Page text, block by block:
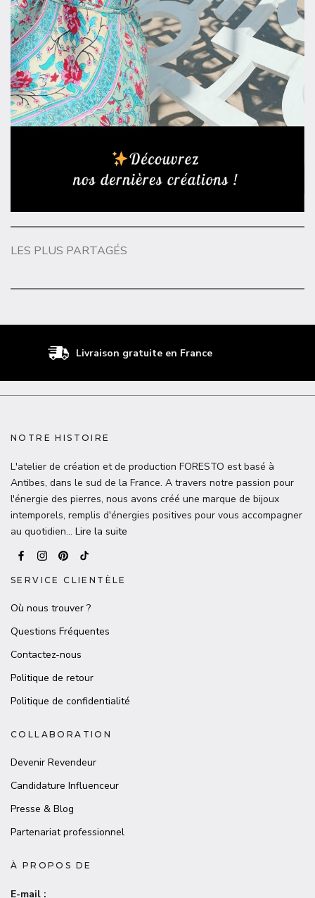
LES PLUS PARTAGÉS
Livraison gratuite en France
NOTRE HISTOIRE
L'atelier de création et de production FORESTO est basé à
Antibes, dans le sud de la France. A travers notre passion pour
l'énergie des pierres, nous avons créé une marque de bijoux
intemporels, remplis d'énergies positives pour vous accompagner
au quotidien… Lire la suite
SERVICE CLIENTÈLE
Où nous trouver ?
Questions Fréquentes
Contactez-nous
Politique de retour
Politique de confidentialité
COLLABORATION
Devenir Revendeur
Candidature Influenceur
Presse & Blog
Partenariat professionnel
À PROPOS DE
E-mail :